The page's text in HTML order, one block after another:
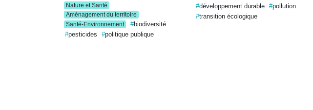
Nature et Santé
Aménagement du territoire
Santé-Environnement
biodiversité
pesticides
politique publique
développement durable
pollution
transition écologique